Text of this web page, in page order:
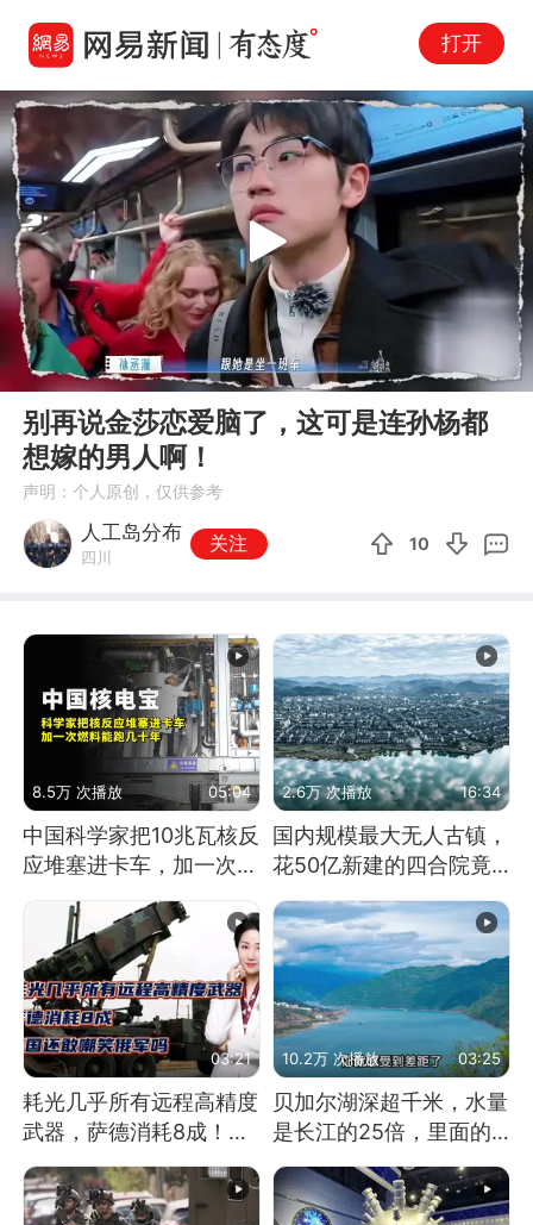
打开
00:00 02:01
Play
别再说金莎恋爱脑了，这可是连孙杨都
想嫁的男人啊！
声明：个人原创，仅供参考
人工岛分布
四川
关注 10
8.5万 次播放 05:04
中国科学家把10兆瓦核反
应堆塞进卡车，加一次燃
2.6万 次播放 16:34
国内规模最大无人古镇，
花50亿新建的四合院竟
03:21
耗光几乎所有远程高精度
武器，萨德消耗8成！美
国还敢嘲笑俄军吗
10.2万 次播放 03:25
贝加尔湖深超千米，水量
是长江的25倍，里面的
鱼究竟有多大？